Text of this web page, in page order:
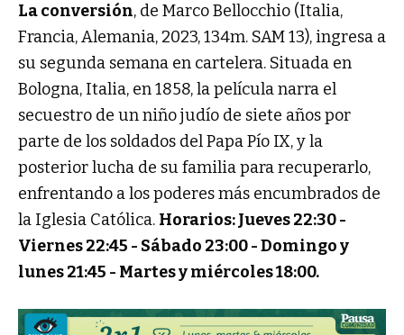
La conversión, de Marco Bellocchio (Italia,
Francia, Alemania, 2023, 134m. SAM 13), ingresa a
su segunda semana en cartelera. Situada en
Bologna, Italia, en 1858, la película narra el
secuestro de un niño judío de siete años por
parte de los soldados del Papa Pío IX, y la
posterior lucha de su familia para recuperarlo,
enfrentando a los poderes más encumbrados de
la Iglesia Católica. Horarios:Jueves 22:30 -
Viernes 22:45 - Sábado 23:00 -Domingo y
lunes 21:45 - Martes y miércoles 18:00.